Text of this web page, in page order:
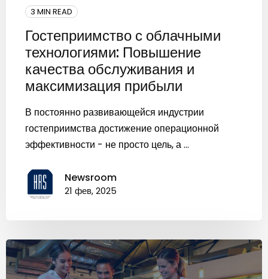
3 MIN READ
Гостеприимство с облачными
технологиями: Повышение
качества обслуживания и
максимизация прибыли
В постоянно развивающейся индустрии
гостеприимства достижение операционной
эффективности - не просто цель, а ...
Newsroom
21 фев, 2025